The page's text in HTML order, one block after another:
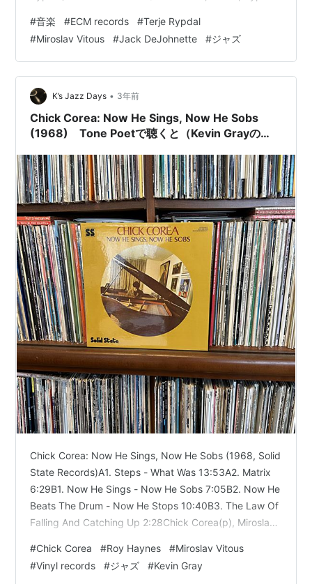
#音楽 #ECM records #Terje Rypdal
#Miroslav Vitous #Jack DeJohnette #ジャズ
K’s Jazz Days • 3年前
Chick Corea: Now He Sings, Now He Sobs
(1968) Tone Poetで聴くと（Kevin Grayの
Chick Corea: Now He Sings, Now He Sobs (1968, Solid
State Records)A1. Steps - What Was 13:53A2. Matrix
6:29B1. Now He Sings - Now He Sobs 7:05B2. Now He
Beats The Drum - Now He Stops 10:40B3. The Law Of
Falling And Catching Up 2:28Chick Corea(p), Miroslav
#Chick Corea #Roy Haynes #Miroslav Vitous
#Vinyl records #ジャズ #Kevin Gray